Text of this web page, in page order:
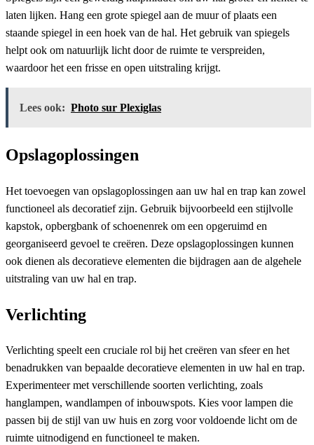
laten lijken. Hang een grote spiegel aan de muur of plaats een
staande spiegel in een hoek van de hal. Het gebruik van spiegels
helpt ook om natuurlijk licht door de ruimte te verspreiden,
waardoor het een frisse en open uitstraling krijgt.
Lees ook: Photo sur Plexiglas
Opslagoplossingen
Het toevoegen van opslagoplossingen aan uw hal en trap kan zowel
functioneel als decoratief zijn. Gebruik bijvoorbeeld een stijlvolle
kapstok, opbergbank of schoenenrek om een opgeruimd en
georganiseerd gevoel te creëren. Deze opslagoplossingen kunnen
ook dienen als decoratieve elementen die bijdragen aan de algehele
uitstraling van uw hal en trap.
Verlichting
Verlichting speelt een cruciale rol bij het creëren van sfeer en het
benadrukken van bepaalde decoratieve elementen in uw hal en trap.
Experimenteer met verschillende soorten verlichting, zoals
hanglampen, wandlampen of inbouwspots. Kies voor lampen die
passen bij de stijl van uw huis en zorg voor voldoende licht om de
ruimte uitnodigend en functioneel te maken.